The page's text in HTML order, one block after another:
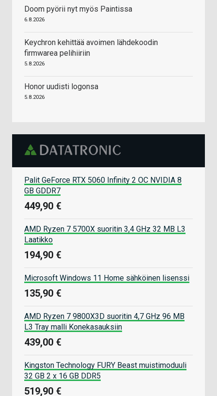
Doom pyörii nyt myös Paintissa
6.8.2026
Keychron kehittää avoimen lähdekoodin
firmwarea pelihiiriin
5.8.2026
Honor uudisti logonsa
5.8.2026
Palit GeForce RTX 5060 Infinity 2 OC NVIDIA 8
GB GDDR7
449,90 €
AMD Ryzen 7 5700X suoritin 3,4 GHz 32 MB L3
Laatikko
194,90 €
Microsoft Windows 11 Home sähköinen lisenssi
135,90 €
AMD Ryzen 7 9800X3D suoritin 4,7 GHz 96 MB
L3 Tray malli Konekasauksiin
439,00 €
Kingston Technology FURY Beast muistimoduuli
32 GB 2 x 16 GB DDR5
519,90 €